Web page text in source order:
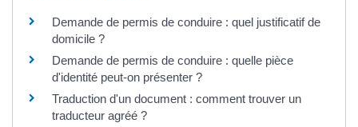
Demande de permis de conduire : quel justificatif de
domicile ?
Demande de permis de conduire : quelle pièce
d'identité peut-on présenter ?
Traduction d'un document : comment trouver un
traducteur agréé ?